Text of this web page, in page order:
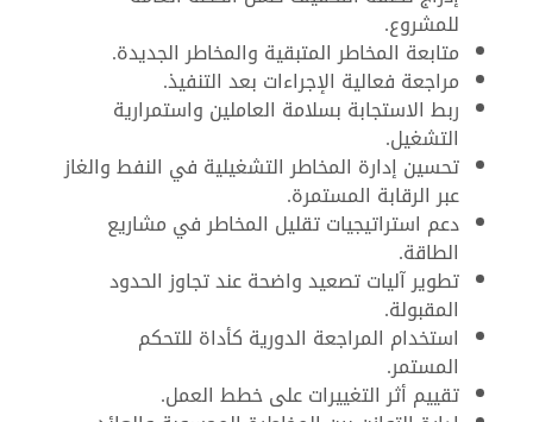
للمشروع.
متابعة المخاطر المتبقية والمخاطر الجديدة.
مراجعة فعالية الإجراءات بعد التنفيذ.
ربط الاستجابة بسلامة العاملين واستمرارية
التشغيل.
تحسين إدارة المخاطر التشغيلية في النفط والغاز
عبر الرقابة المستمرة.
دعم استراتيجيات تقليل المخاطر في مشاريع
الطاقة.
تطوير آليات تصعيد واضحة عند تجاوز الحدود
المقبولة.
استخدام المراجعة الدورية كأداة للتحكم
المستمر.
تقييم أثر التغييرات على خطط العمل.